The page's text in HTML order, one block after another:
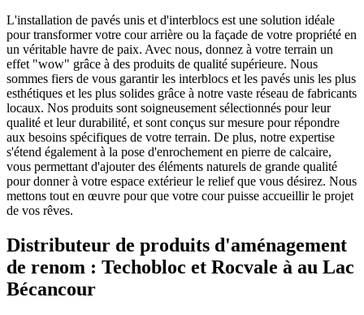
L'installation de pavés unis et d'interblocs est une solution idéale
pour transformer votre cour arrière ou la façade de votre propriété en
un véritable havre de paix. Avec nous, donnez à votre terrain un
effet "wow" grâce à des produits de qualité supérieure. Nous
sommes fiers de vous garantir les interblocs et les pavés unis les plus
esthétiques et les plus solides grâce à notre vaste réseau de fabricants
locaux. Nos produits sont soigneusement sélectionnés pour leur
qualité et leur durabilité, et sont conçus sur mesure pour répondre
aux besoins spécifiques de votre terrain. De plus, notre expertise
s'étend également à la pose d'enrochement en pierre de calcaire,
vous permettant d'ajouter des éléments naturels de grande qualité
pour donner à votre espace extérieur le relief que vous désirez. Nous
mettons tout en œuvre pour que votre cour puisse accueillir le projet
de vos rêves.
Distributeur de produits d'aménagement
de renom : Techobloc et Rocvale à au Lac
Bécancour